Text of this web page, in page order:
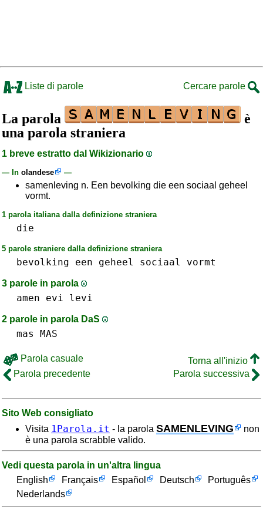
Liste di parole Cercare parole
La parola
è
una parola straniera
1 breve estratto dal Wikizionario
— In olandese —
samenleving n. Een bevolking die een sociaal geheel
vormt.
1 parola italiana dalla definizione straniera
die
5 parole straniere dalla definizione straniera
bevolking een geheel sociaal vormt
3 parole in parola
amen evi levi
2 parole in parola DaS
mas MAS
Parola casuale
Torna all'inizio
Parola precedente
Parola successiva
Sito Web consigliato
Visita 1Parola.it - la parola SAMENLEVING
non
è una parola scrabble valido.
Vedi questa parola in un'altra lingua
English
Français Español Deutsch
Português
Nederlands